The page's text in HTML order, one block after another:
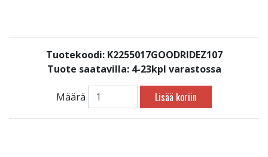
Tuotekoodi: K2255017GOODRIDEZ107
Tuote saatavilla: 4-23kpl varastossa
Määrä Lisää koriin